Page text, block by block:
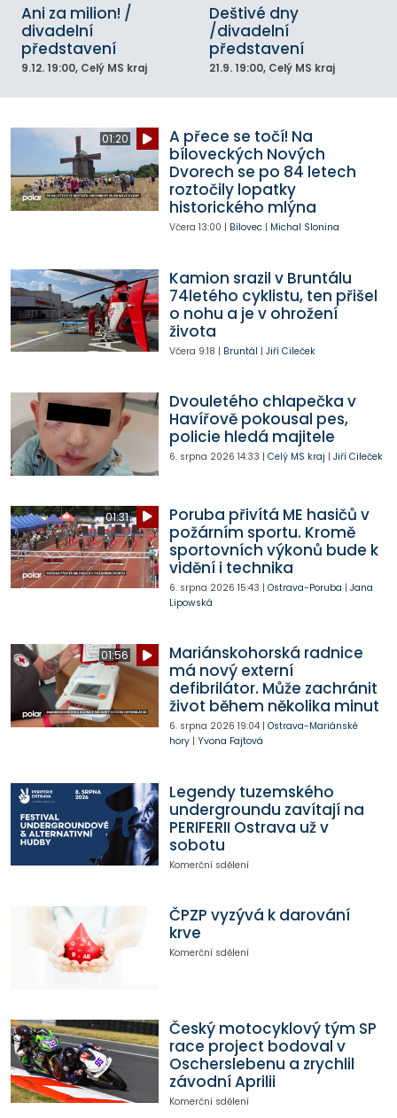
Ani za milion! /
divadelní
představení
9.12. 19:00, Celý MS kraj
Deštivé dny
/divadelní
představení
21.9. 19:00, Celý MS kraj
01:20
A přece se točí! Na
bíloveckých Nových
Dvorech se po 84 letech
roztočily lopatky
historického mlýna
Včera 13:00 | Bílovec| Michal Slonina
Kamion srazil v Bruntálu
74letého cyklistu, ten přišel
o nohu a je v ohrožení
života
Včera 9:18 | Bruntál | Jiří Cileček
Dvouletého chlapečka v
Havířově pokousal pes,
policie hledá majitele
6. srpna 2026 14:33 | Celý MS kraj | Jiří Cileček
01:31
Poruba přivítá ME hasičů v
požárním sportu. Kromě
sportovních výkonů bude k
vidění i technika
6. srpna 2026 15:43 | Ostrava-Poruba | Jana
Lipowská
01:56
Mariánskohorská radnice
má nový externí
defibrilátor. Může zachránit
život během několika minut
6. srpna 2026 19:04| Ostrava-Mariánské
hory| Yvona Fajtová
Legendy tuzemského
undergroundu zavítají na
PERIFERII Ostrava už v
sobotu
Komerční sdělení
ČPZP vyzývá k darování
krve
Komerční sdělení
Český motocyklový tým SP
race project bodoval v
Oscherslebenu a zrychlil
závodní Aprilii
Komerční sdělení